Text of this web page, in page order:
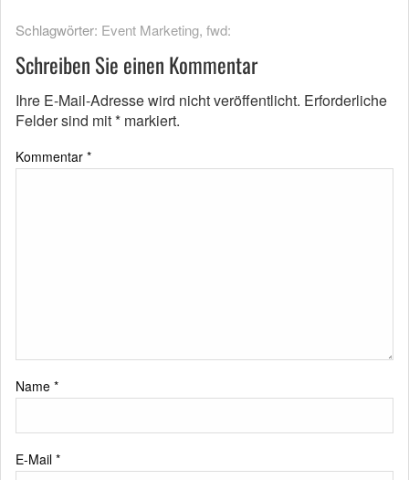
Schlagwörter: Event Marketing, fwd:
Schreiben Sie einen Kommentar
Ihre E-Mail-Adresse wird nicht veröffentlicht. Erforderliche
Felder sind mit* markiert.
Kommentar *
Name *
E-Mail *